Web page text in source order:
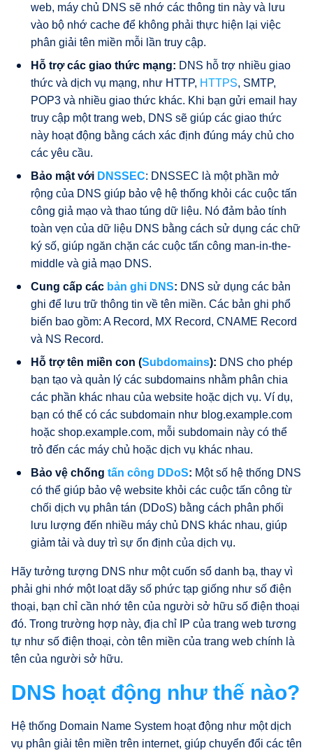
web, máy chủ DNS sẽ nhớ các thông tin này và lưu
vào bộ nhớ cache để không phải thực hiện lại việc
phân giải tên miền mỗi lần truy cập.
Hỗ trợ các giao thức mạng: DNS hỗ trợ nhiều giao
thức và dịch vụ mạng, như HTTP, HTTPS, SMTP,
POP3 và nhiều giao thức khác. Khi bạn gửi email hay
truy cập một trang web, DNS sẽ giúp các giao thức
này hoạt động bằng cách xác định đúng máy chủ cho
các yêu cầu.
Bảo mật với DNSSEC: DNSSEC là một phần mở
rộng của DNS giúp bảo vệ hệ thống khỏi các cuộc tấn
công giả mạo và thao túng dữ liệu. Nó đảm bảo tính
toàn vẹn của dữ liệu DNS bằng cách sử dụng các chữ
ký số, giúp ngăn chặn các cuộc tấn công man-in-the-
middle và giả mạo DNS.
Cung cấp các bản ghi DNS: DNS sử dụng các bản
ghi để lưu trữ thông tin về tên miền. Các bản ghi phổ
biến bao gồm: A Record, MX Record, CNAME Record
và NS Record.
Hỗ trợ tên miền con (Subdomains): DNS cho phép
bạn tạo và quản lý các subdomains nhằm phân chia
các phần khác nhau của website hoặc dịch vụ. Ví dụ,
bạn có thể có các subdomain như blog.example.com
hoặc shop.example.com, mỗi subdomain này có thể
trỏ đến các máy chủ hoặc dịch vụ khác nhau.
Bảo vệ chống tấn công DDoS: Một số hệ thống DNS
có thể giúp bảo vệ website khỏi các cuộc tấn công từ
chối dịch vụ phân tán (DDoS) bằng cách phân phối
lưu lượng đến nhiều máy chủ DNS khác nhau, giúp
giảm tải và duy trì sự ổn định của dịch vụ.
Hãy tưởng tượng DNS như một cuốn sổ danh bạ, thay vì
phải ghi nhớ một loạt dãy số phức tạp giống như số điện
thoại, bạn chỉ cần nhớ tên của người sở hữu số điện thoại
đó. Trong trường hợp này, địa chỉ IP của trang web tương
tự như số điện thoại, còn tên miền của trang web chính là
tên của người sở hữu.
DNS hoạt động như thế nào?
Hệ thống Domain Name System hoạt động như một dịch
vụ phân giải tên miền trên internet, giúp chuyển đổi các tên